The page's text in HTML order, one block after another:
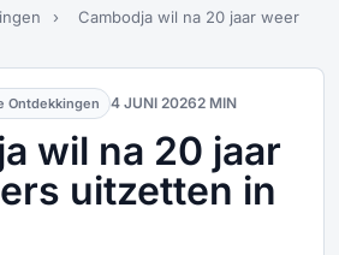
›
Cambodja wil na 20 jaar weer
Ontdekkingen 4 JUNI 20262 MIN
wil na 20 jaar
uitzetten in